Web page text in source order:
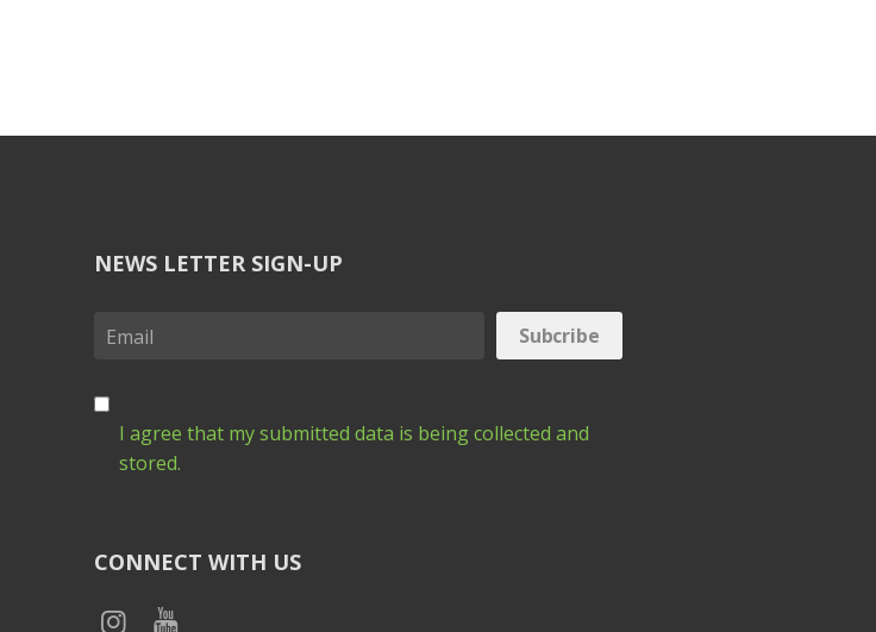
NEWS LETTER SIGN-UP
I agree that my submitted data is being collected and
stored.
CONNECT WITH US